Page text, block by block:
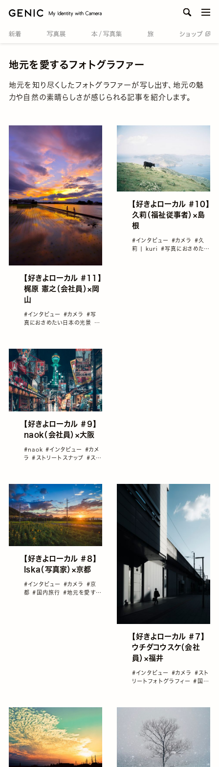
地元を愛するフォトグラファー
地元を知り尽くしたフォトグラファーが写し出す、地元の魅
力や自然の素晴らしさが感じられる記事を紹介します。
【好きよローカル ＃11】
梶原 憲之（会社員）×岡
山
#インタビュー #カメラ #写
真におさめたい日本の光景
#
【好きよローカル ＃10】
久莉（福祉従事者）×島
根
#インタビュー #カメラ #久
莉 | kuri #写真におさめたい
【好きよローカル ＃９】
naok（会社員）×大阪
#naok#インタビュー #カメ
ラ#ストリートスナップ #スト
【好きよローカル ＃８】
Iska（写真家）×京都
#インタビュー #カメラ #京
都#国内旅行 #地元を愛する
【好きよローカル ＃７】
ウチダコウスケ（会社
員）×福井
#インタビュー #カメラ #スト
リートフォトグラフィー#国内